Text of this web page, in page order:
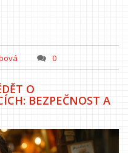
0
O
BEZPEČNOST A